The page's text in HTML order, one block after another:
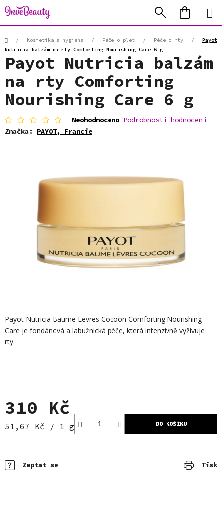
Přejít
na
obsah
Hledat
KOŠÍK
Domů/ Kosmetika a hygiena / Péče o pleť / Péče o rty /
Payot
Nutricia balzám na rty Comforting Nourishing Care 6 g
Payot Nutricia Baume Levres Cocoon Comforting Nourishing
Care je fondánová a labužnická péče, která intenzivně vyživuje
rty.
310 Kč
Měrná cena:
51,67 Kč / 1 g DO KOŠÍKU
Tisk
Zeptat se
Payot Nutricia balzám
na rty Comforting
Nourishing Care 6 g
Průměrné
hodnocení
produktu
hvězdiček.
Neohodnoceno Podrobnosti hodnocení
Značka: PAYOT, Francie